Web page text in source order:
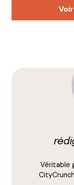
Ouahou et dire
champs
Prévenez-moi
par e-mail.
Véritable